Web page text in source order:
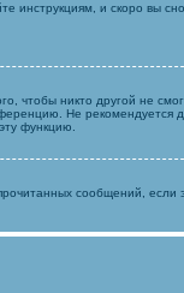
инструкциям, и скоро вы
чтобы никто другой не
Не рекомендуется
функцию.
сообщений, если